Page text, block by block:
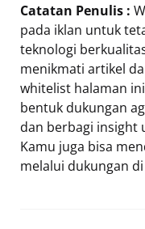
Catatan Penulis :
pada iklan untuk
teknologi
menikmati artikel
whitelist halaman
bentuk dukungan
dan berbagi insight
Kamu juga bisa
melalui dukungan di